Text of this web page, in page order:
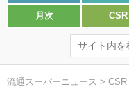
月次 CSR
流通スーパーニュース > CSR